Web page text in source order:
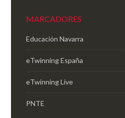
MARCADORES
Educación Navarra
eTwinning España
eTwinning Live
PNTE